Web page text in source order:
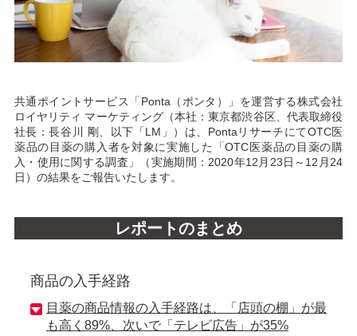
共通ポイントサービス「Ponta（ポンタ）」を運営する株式会社
ロイヤリティ マーケティング（本社：東京都渋谷区、代表取締役
社長：長谷川 剛、以下「LM」）は、PontaリサーチにてOTC医
薬品の目薬の購入者を対象に実施した「OTC医薬品の目薬の購
入・使用に関する調査」（実施期間：2020年12月23日～12月24
日）の結果をご報告いたします。
レポートのまとめ
商品の入手経路
目薬の商品情報の入手経路は、「店頭の棚」が最
も高く89%、次いで「テレビ広告」が35%